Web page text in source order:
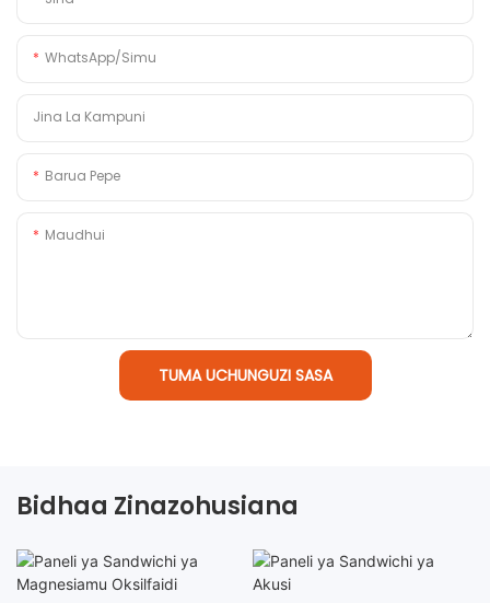
WhatsApp/Simu
Jina La Kampuni
Barua Pepe
Maudhui
TUMA UCHUNGUZI SASA
Bidhaa Zinazohusiana